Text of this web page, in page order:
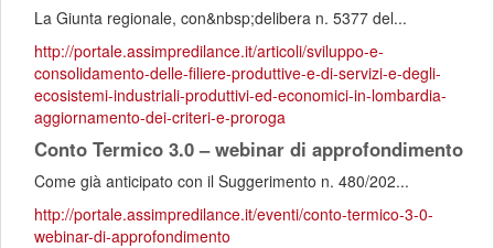
La Giunta regionale, con&nbsp;delibera n. 5377 del...
http://portale.assimpredilance.it/articoli/sviluppo-e-
consolidamento-delle-filiere-produttive-e-di-servizi-e-degli-
ecosistemi-industriali-produttivi-ed-economici-in-lombardia-
aggiornamento-dei-criteri-e-proroga
Conto Termico 3.0 – webinar di approfondimento
Come già anticipato con il Suggerimento n. 480/202...
http://portale.assimpredilance.it/eventi/conto-termico-3-0-
webinar-di-approfondimento